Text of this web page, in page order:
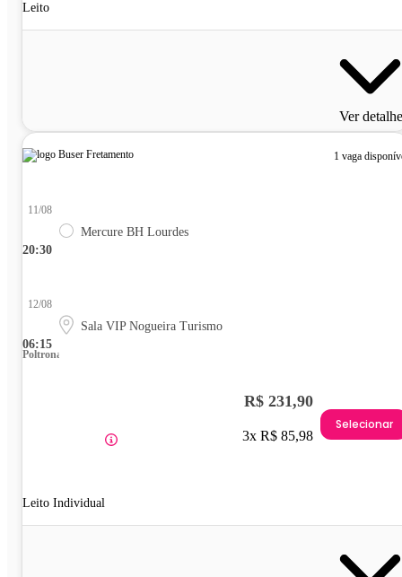
Leito
Ver
1 vaga
20:30
11/08
Mercure BH Lourdes
06:15
12/08
Sala VIP Nogueira Turismo
Poltrona
Leito Individual
R$ 231,90
3x R$ 85,98
Selecionar